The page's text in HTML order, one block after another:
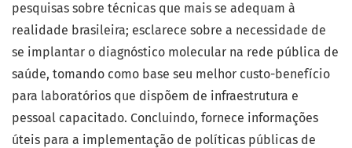
pesquisas sobre técnicas que mais se adequam à
realidade brasileira; esclarece sobre a necessidade de
se implantar o diagnóstico molecular na rede pública de
saúde, tomando como base seu melhor custo-benefício
para laboratórios que dispõem de infraestrutura e
pessoal capacitado. Concluindo, fornece informações
úteis para a implementação de políticas públicas de